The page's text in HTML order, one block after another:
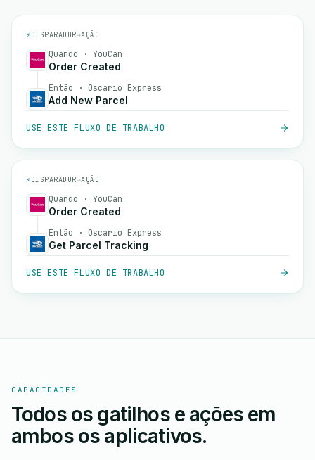
⚡ DISPARADOR→AÇÃO
Quando · YouCan
Order Created
Então · Oscario Express
Add New Parcel
USE ESTE FLUXO DE TRABALHO
⚡ DISPARADOR→AÇÃO
Quando · YouCan
Order Created
Então · Oscario Express
Get Parcel Tracking
USE ESTE FLUXO DE TRABALHO
CAPACIDADES
Todos os gatilhos e ações em
ambos os aplicativos.